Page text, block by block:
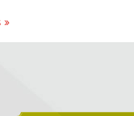
»